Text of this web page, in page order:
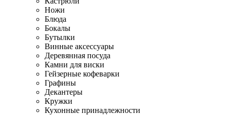
Ножи
Блюда
Бокалы
Бутылки
Винные аксессуары
Деревянная посуда
Камни для виски
Гейзерные кофеварки
Графины
Декантеры
Кружки
Кухонные принадлежности